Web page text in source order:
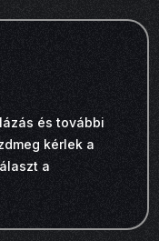
és további
kérlek a
a